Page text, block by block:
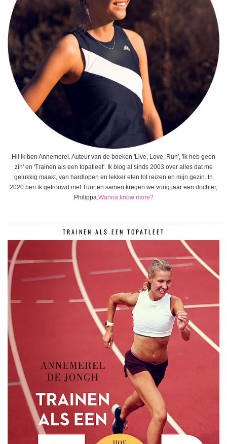
Hi! Ik ben Annemerel. Auteur van de boeken 'Live, Love, Run', 'Ik heb geen
zin' en 'Trainen als een topatleet'. Ik blog al sinds 2003 over alles dat me
gelukkig maakt, van hardlopen en lekker eten tot reizen en mijn gezin. In
2020 ben ik getrouwd met Tuur en samen kregen we vorig jaar een dochter,
Philippa.Wanna know more?
TRAINEN ALS EEN TOPATLEET